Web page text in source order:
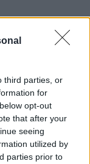
third parties, or
for
opt-out
that after your
seeing
utilized by
parties prior to
- 3 D
Last Jedi)
5